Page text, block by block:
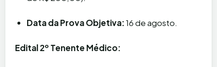
Data da Prova Objetiva:16 de agosto.
Edital 2º Tenente Médico: